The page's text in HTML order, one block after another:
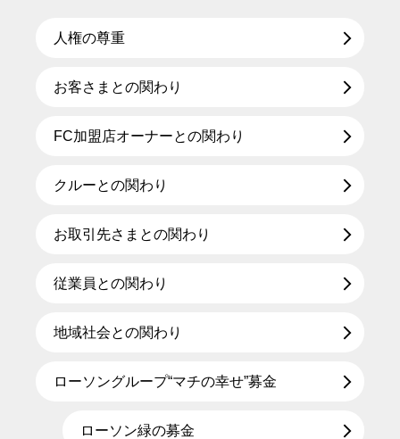
人権の尊重
お客さまとの関わり
FC加盟店オーナーとの関わり
クルーとの関わり
お取引先さまとの関わり
従業員との関わり
地域社会との関わり
ローソングループ“マチの幸せ”募金
ローソン緑の募金